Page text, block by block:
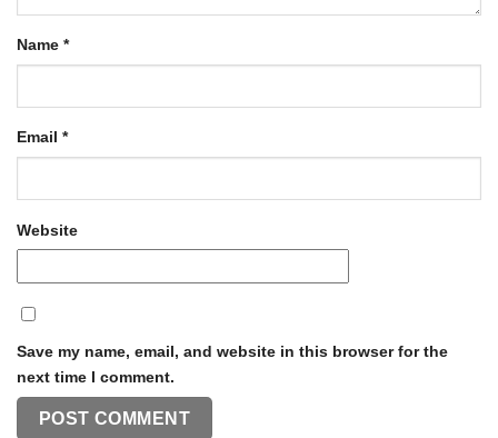
Name *
Email *
Website
Save my name, email, and website in this browser for the
next time I comment.